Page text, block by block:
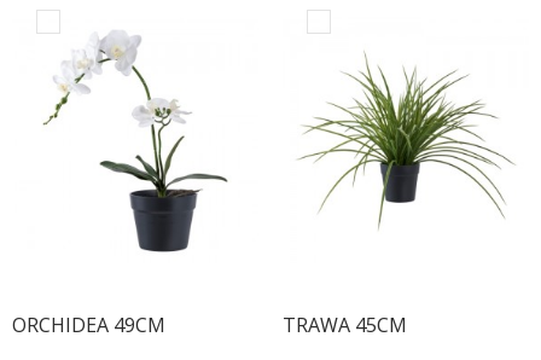
ORCHIDEA 49CM TRAWA 45CM